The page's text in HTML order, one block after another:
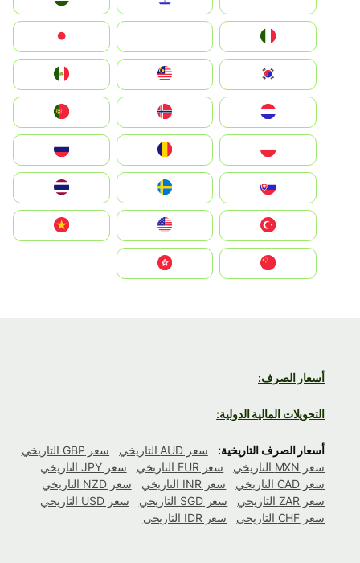
South Korea
Nederland
Portugal
România
Slovensko
United States
Vietnam
أسعار الصرف:
التحويلات المالية الدولية:
أسعار الصرف التاريخية: سعر AUD التاريخي
سعر GBP التاريخي
سعر MXN التاريخي
سعر EUR التاريخي
سعر JPY التاريخي
سعر CAD التاريخي
سعر INR التاريخي
سعر NZD التاريخي
سعر ZAR التاريخي
سعر SGD التاريخي
سعر USD التاريخي
سعر CHF التاريخي
سعر IDR التاريخي